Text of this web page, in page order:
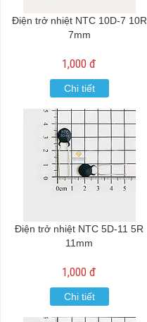
Điện trở nhiệt NTC 10D-7 10R
7mm
1,000 đ
Chi tiết
Điện trở nhiệt NTC 5D-11 5R
11mm
1,000 đ
Chi tiết